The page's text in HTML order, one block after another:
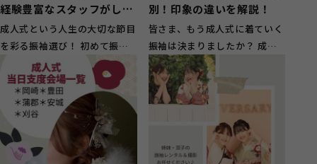
経験豊富なスタッフがしっ
かりサポート
成人式という人生の大切な節目
を彩る振袖選び！ 初めて振袖
を選ぶ方の中には、「どんな色
や柄が似合...
別！印象の違いを解説！
皆さま、もう成人式に着ていく
振袖は決まりましたか？ 成人
式に着ていきたい振袖のお色の
イメージが...